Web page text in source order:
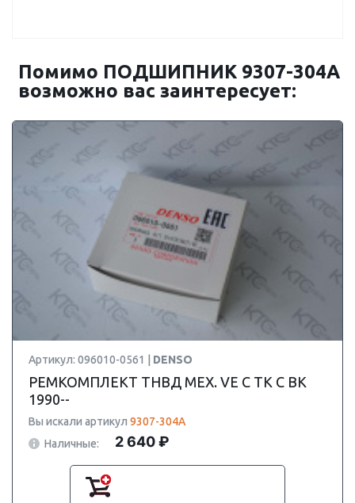
Помимо ПОДШИПНИК 9307-304A
возможно вас заинтересует:
Артикул: 096010-0561 | DENSO
РЕМКОМПЛЕКТ ТНВД МЕХ. VE С ТК С ВК
1990--
Вы искали артикул 9307-304A
Наличные:
2 640 ₽